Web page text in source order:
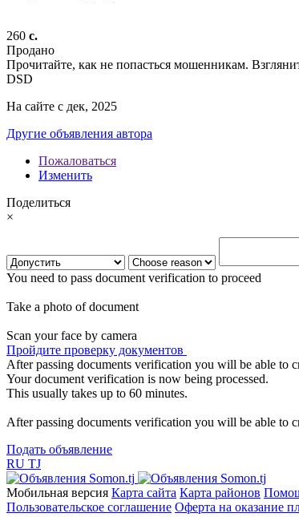
260 c.
Продано
Прочитайте, как не попасться мошенникам.
DSD
На сайте с дек, 2025
Другие объявления автора
Пожаловаться
Изменить
Поделиться
×
You need to pass document verification to proceed
Take a photo of document
Scan your face by camera
Пройдите проверку документов
After passing documents verification you will be able to
Your document verification is now being processed.
This usually takes up to 60 minutes.
After passing documents verification you will be able to
Подать объявление
RU TJ
Мобильная версия Карта сайта Карта районов
Пользовательское соглашение Оферта на оказание